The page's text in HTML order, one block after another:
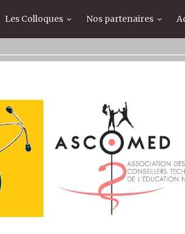
Les Colloques Nos partenaires